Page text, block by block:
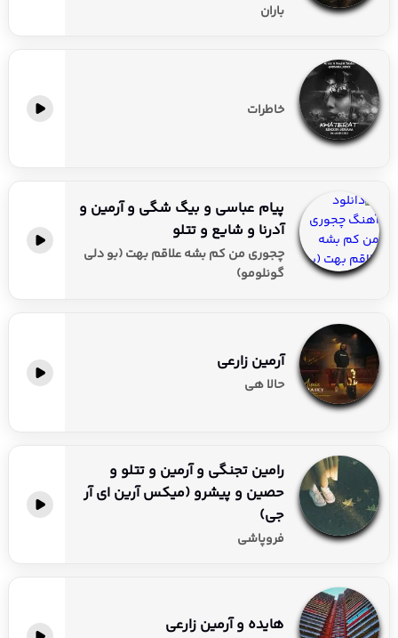
باران
خاطرات
پیام عباسی و بیگ شگی و آرمین و
آدرنا و شایع و تتلو
چجوری من کم بشه علاقم بهت (بو دلی
گونلومو)
آرمین زارعی
حالا هی
رامین تجنگی و آرمین و تتلو و
حصین و پیشرو (میکس آرین ای آر
جی)
فروپاشی
هایده و آرمین زارعی